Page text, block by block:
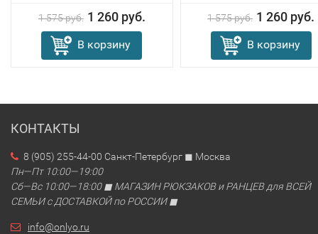
1 575 руб. 1 260 руб.
В корзину
1 575 руб. 1 260 руб.
В корзину
КОНТАКТЫ
8 (905) 255-44-00 Санкт-Петербург ◼ Москва
Пн—Пт 10:00—19:00
Сб—Вс 10:00—18:00 ◼ МАГАЗИН РЮКЗАКОВ и РАНЦЕВ для ВСЕЙ
СЕМЬИ с ДОСТАВКОЙ по РОССИИ ◼
info@onlyo.ru